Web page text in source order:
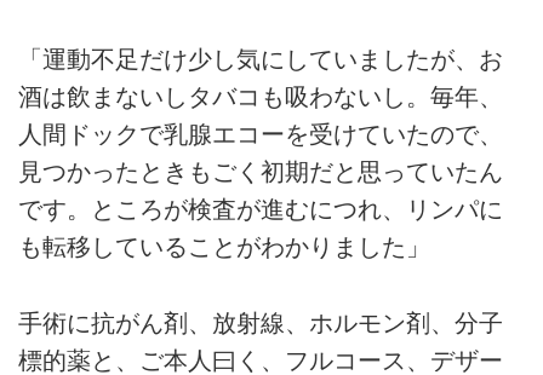
「運動不足だけ少し気にしていましたが、お
酒は飲まないしタバコも吸わないし。毎年、
人間ドックで乳腺エコーを受けていたので、
見つかったときもごく初期だと思っていたん
です。ところが検査が進むにつれ、リンパに
も転移していることがわかりました」
手術に抗がん剤、放射線、ホルモン剤、分子
標的薬と、ご本人曰く、フルコース、デザー